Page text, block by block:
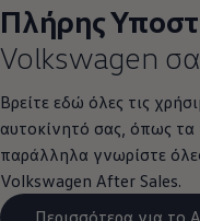
Πλήρης
Volkswagen
Βρείτε εδώ όλες τις
αυτοκίνητό σας, όπως τα
παράλληλα γνωρίστε
Volkswagen After Sales.